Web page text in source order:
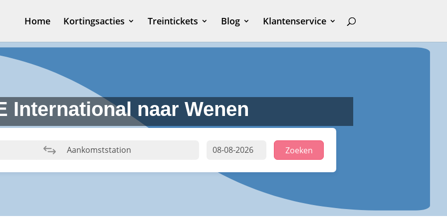
Home Kortingsacties Treintickets Blog Klantenservice
International naar Wenen
Zoeken